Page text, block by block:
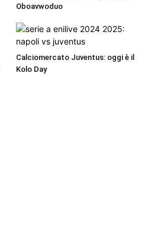
Oboavwoduo
Calciomercato Juventus: oggi è il
Kolo Day